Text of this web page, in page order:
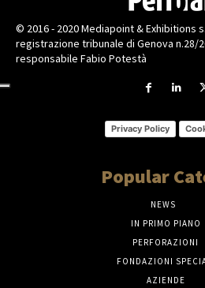
© 2016 - 2020 Mediapoint & Exhibitions
registrazione tribunale di Genova n.28/
responsabile Fabio Potestà
Privacy Policy
Popular
NEWS
IN PRIMO PIANO
PERFORAZIONI
FONDAZIONI
AZIENDE